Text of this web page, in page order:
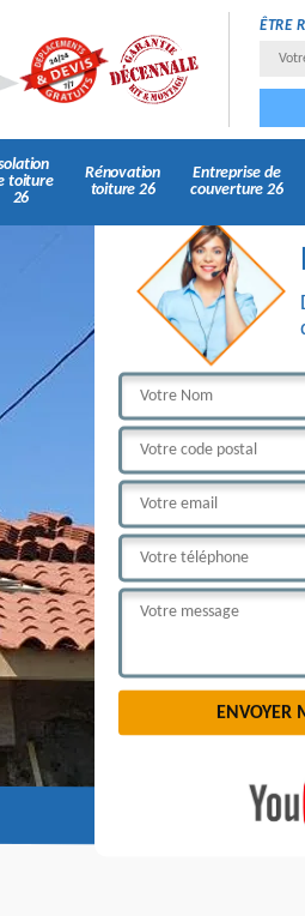
ÊTRE
toiture
26
Rénovation
toiture 26
Entreprise de
couverture 26